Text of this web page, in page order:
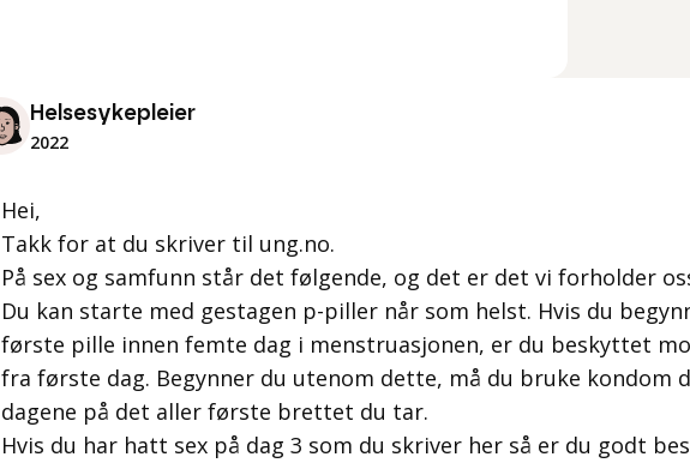
Helsesykepleier
2022
Hei,
Takk for at du skriver til ung.no.
På sex og samfunn står det følgende, og det er det vi forholder
Du kan starte med gestagen p-piller når som helst. Hvis du
første pille innen femte dag i menstruasjonen, er du beskyttet
fra første dag. Begynner du utenom dette, må du bruke kondom
dagene på det aller første brettet du tar.
Hvis du har hatt sex på dag 3 som du skriver her så er du godt